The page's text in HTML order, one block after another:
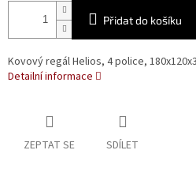
Přidat do košíku
Kovový regál Helios, 4 police,
Detailní informace
ZEPTAT SE SDÍLET